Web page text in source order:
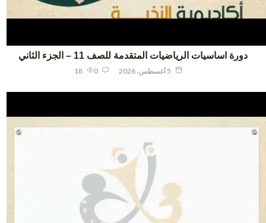
دورة اساسيات الرياضيات المتقدمة للصف 11 – الجزء الثاني
18